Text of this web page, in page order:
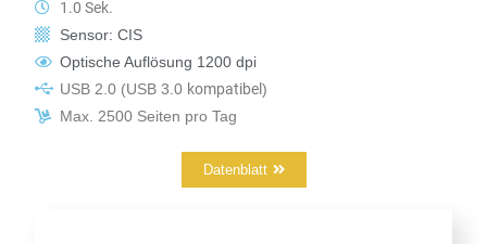
1.0 Sek.
Sensor: CIS
Optische Auflösung 1200 dpi
USB 2.0 (USB 3.0 kompatibel)
Max. 2500 Seiten pro Tag
Datenblatt